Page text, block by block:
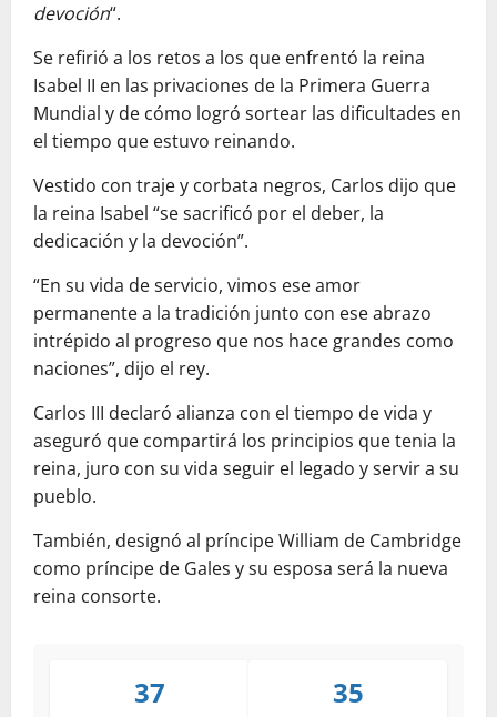
devoción“.
Se refirió a los retos a los que enfrentó la reina
Isabel II en las privaciones de la Primera Guerra
Mundial y de cómo logró sortear las dificultades en
el tiempo que estuvo reinando.
Vestido con traje y corbata negros, Carlos dijo que
la reina Isabel “se sacrificó por el deber, la
dedicación y la devoción”.
“En su vida de servicio, vimos ese amor
permanente a la tradición junto con ese abrazo
intrépido al progreso que nos hace grandes como
naciones”, dijo el rey.
Carlos III declaró alianza con el tiempo de vida y
aseguró que compartirá los principios que tenia la
reina, juro con su vida seguir el legado y servir a su
pueblo.
También, designó al príncipe William de Cambridge
como príncipe de Gales y su esposa será la nueva
reina consorte.
37 35